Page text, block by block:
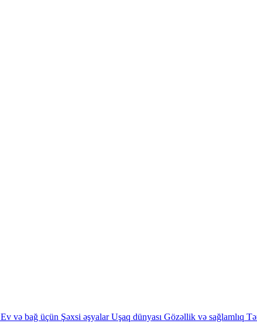
Ev və bağ üçün Şəxsi əşyalar Uşaq dünyası Gözəllik və sağlamlıq